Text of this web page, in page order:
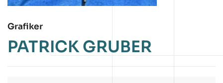
Grafiker
PATRICK GRUBER